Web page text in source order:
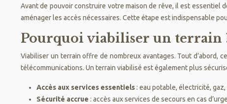
Avant de pouvoir construire votre maison de rêve, il est essentiel
aménager les accès nécessaires. Cette étape est indispensable
Pourquoi viabiliser un terrain
Viabiliser un terrain offre de nombreux avantages. Tout d’abord,
télécommunications. Un terrain viabilisé est également plus
Accès aux services essentiels: eau potable, électricité,
Sécurité accrue : accès aux services de secours en cas